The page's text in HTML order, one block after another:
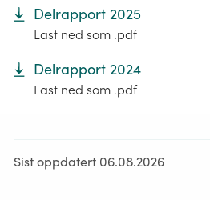
Delrapport 2025
Last ned som .pdf
Delrapport 2024
Last ned som .pdf
Sist oppdatert 06.08.2026